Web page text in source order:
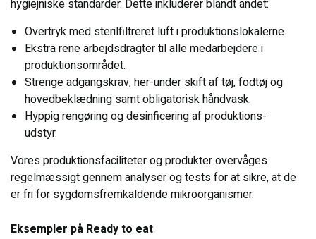
hygiejniske standarder. Dette inkluderer blandt andet:
Overtryk med sterilfiltreret luft i produktionslokalerne.
Ekstra rene arbejdsdragter til alle medarbejdere i
produktionsområdet.
Strenge adgangskrav, her-under skift af tøj, fodtøj og
hovedbeklædning samt obligatorisk håndvask.
Hyppig rengøring og desinficering af produktions-
udstyr.
Vores produktionsfaciliteter og produkter overvåges
regelmæssigt gennem analyser og tests for at sikre, at de
er fri for sygdomsfremkaldende mikroorganismer.
Eksempler på Ready to eat